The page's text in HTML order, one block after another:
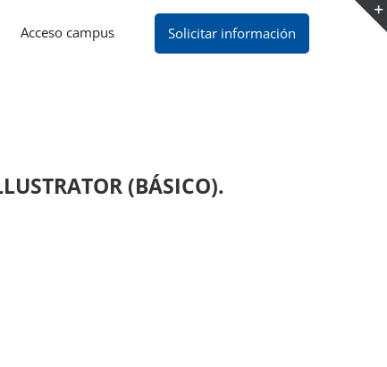
Acceso campus Solicitar información
(BÁSICO).